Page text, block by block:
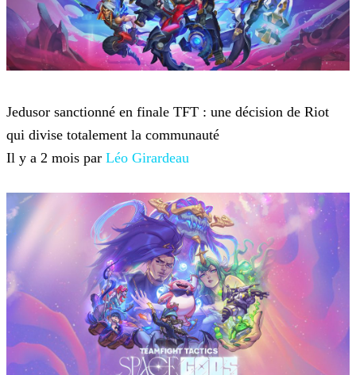
Jedusor sanctionné en finale TFT : une décision de Riot
qui divise totalement la communauté
Il y a 2 mois par Léo Girardeau